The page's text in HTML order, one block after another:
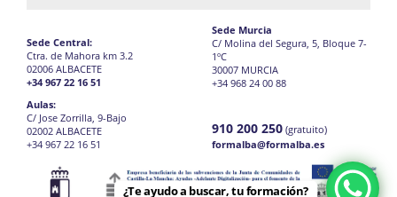
Sede Central:
Ctra. de Mahora km 3.2
02006 ALBACETE
+34 967 22 16 51
Aulas:
C/ Jose Zorrilla, 9-Bajo
02002 ALBACETE
+34 967 22 16 51
Sede Murcia
C/ Molina del Segura, 5, Bloque 7-
1ºC
30007 MURCIA
+34 968 24 00 88
910 200 250 (gratuito)
formalba@formalba.es
¿Te ayudo a buscar, tu formación?